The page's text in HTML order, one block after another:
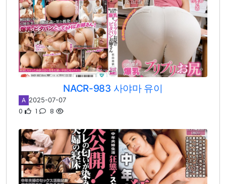
NACR-983 사야마 유이
A 2025-07-07
0 1 8